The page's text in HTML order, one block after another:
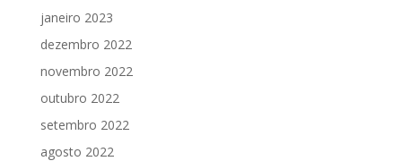
janeiro 2023
dezembro 2022
novembro 2022
outubro 2022
setembro 2022
agosto 2022